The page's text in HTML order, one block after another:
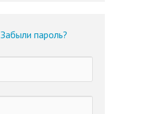
Забыли пароль?